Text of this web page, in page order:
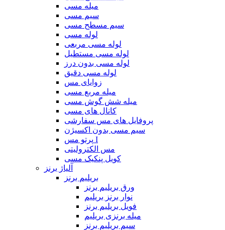
میله مسی
سیم مسی
سیم مسطح مسی
لوله مسی
لوله مسی مربعی
لوله مسی مستطیل
لوله مسی بدون درز
لوله مسی دقیق
زوایای مس
میله مربع مسی
میله شش گوش مسی
کانال های مسی
پروفایل های مس سفارشی
سیم مسی بدون اکسیژن
پرتو مس I
مس الکترولیتی
کویل پنکیک مسی
آلیاژ برنز
بریلیم برنز
ورق بریلیم برنز
نوار برنز بریلیم
فویل بریلیم برنز
میله برنزی بریلیم
سیم بریلیم برنز